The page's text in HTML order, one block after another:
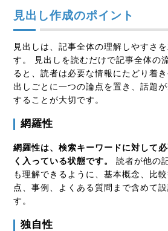
見出し作成のポイント
見出しは、記事全体の理解しやすさ
す。 見出しを読むだけで記事全体の
ると、読者は必要な情報にたどり着
出しごとに一つの論点を置き、話題
することが大切です。
網羅性
網羅性は、検索キーワードに対して
く入っている状態です。
読者が他の
も理解できるように、基本概念、比
点、事例、よくある質問まで含めて
す。
独自性